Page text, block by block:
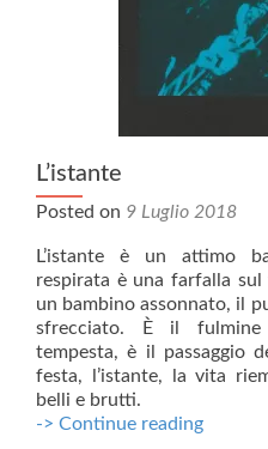
L’istante
Posted on 9 Luglio 2018
L’istante è un attimo
respirata è una farfalla
un bambino assonnato, il
sfrecciato. È il fulmine
tempesta, è il passaggio
festa, l’istante, la vita
belli e brutti.
-> Continue readingL’istante